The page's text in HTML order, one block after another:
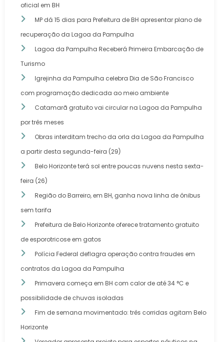
oficial em BH
MP dá 15 dias para Prefeitura de BH apresentar plano de
recuperação da Lagoa da Pampulha
Lagoa da Pampulha Receberá Primeira Embarcação de
Turismo
Igrejinha da Pampulha celebra Dia de São Francisco
com programação dedicada ao meio ambiente
Catamarã gratuito vai circular na Lagoa da Pampulha
por três meses
Obras interditam trecho da orla da Lagoa da Pampulha
a partir desta segunda-feira (29)
Belo Horizonte terá sol entre poucas nuvens nesta sexta-
feira (26)
Região do Barreiro, em BH, ganha nova linha de ônibus
sem tarifa
Prefeitura de Belo Horizonte oferece tratamento gratuito
de esporotricose em gatos
Polícia Federal deflagra operação contra fraudes em
contratos da Lagoa da Pampulha
Primavera começa em BH com calor de até 34 °C e
possibilidade de chuvas isoladas
Fim de semana movimentado: três corridas agitam Belo
Horizonte